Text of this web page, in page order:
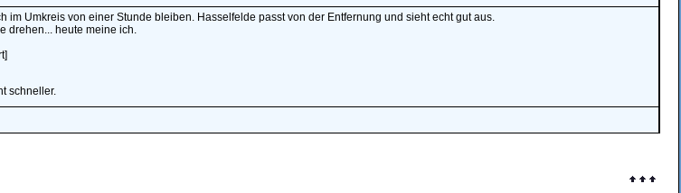
im Umkreis von einer Stunde bleiben. Hasselfelde passt von der Entfernung und sieht echt gut aus.
drehen... heute meine ich.
schneller.